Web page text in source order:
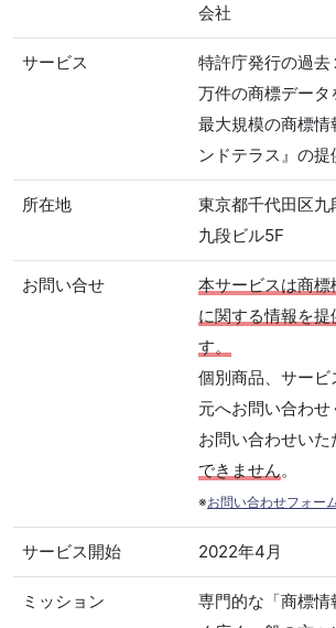
会社
サービス
特許庁発行の過去
万件の商標デー
最大規模の商標情
ンドテラス』の提
所在地
東京都千代田区
九段ビル5F
お問い合せ
本サービスは商
に関する情報を
す。
個別商品、サー
元へお問い合わ
お問い合わせいた
できません。
※お問い合わせフォー
サービス開始 2022年4月
ミッション
専門的な「商標